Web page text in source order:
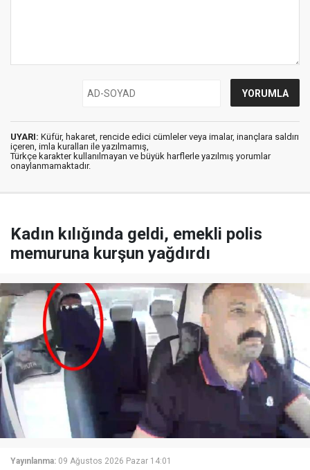
UYARI: Küfür, hakaret, rencide edici cümleler veya imalar, inançlara saldırı
içeren, imla kuralları ile yazılmamış,
Türkçe karakter kullanılmayan ve büyük harflerle yazılmış yorumlar
onaylanmamaktadır.
Kadın kılığında geldi, emekli polis
memuruna kurşun yağdırdı
Yayınlanma: 09 Ağustos 2026 Pazar 14:01